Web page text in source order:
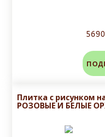
Плитка с рисунком
РОЗОВЫЕ И БЕЛЫЕ